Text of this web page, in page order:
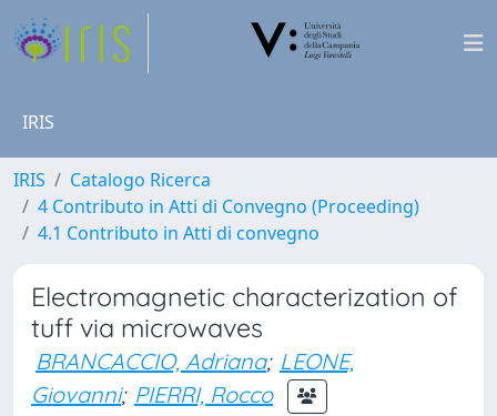
IRIS
IRIS
Catalogo Ricerca
4 Contributo in Atti di Convegno (Proceeding)
4.1 Contributo in Atti di convegno
Electromagnetic characterization of
tuff via microwaves
BRANCACCIO, Adriana; LEONE,
Giovanni; PIERRI, Rocco